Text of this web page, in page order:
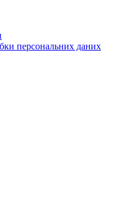
персональних даних